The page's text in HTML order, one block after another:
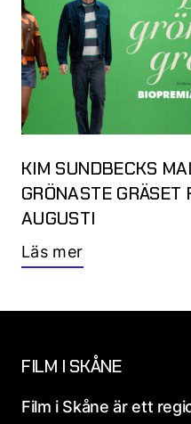
KIM SUNDBECKS
GRÖNASTE GRÄSET
AUGUSTI
Läs mer
FILM I SKÅNE
Film i Skåne är ett